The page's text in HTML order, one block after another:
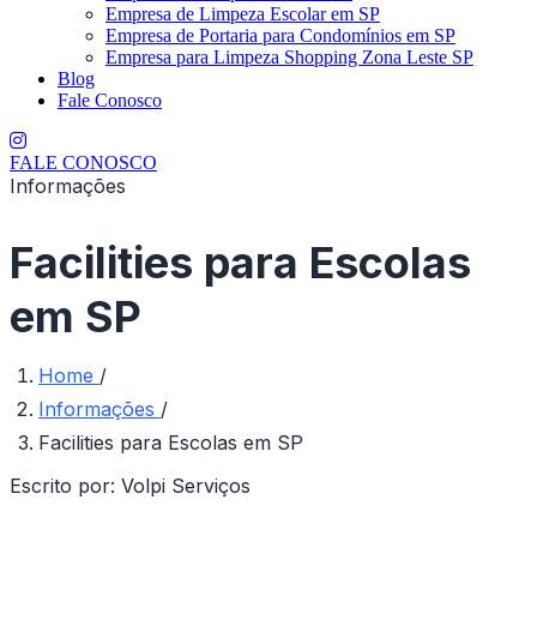
Empresa de Limpeza Escolar em SP
Empresa de Portaria para Condomínios em SP
Empresa para Limpeza Shopping Zona Leste SP
Blog
Fale Conosco
FALE CONOSCO
Informações
Facilities para Escolas
em SP
Home /
Informações /
Facilities para Escolas em SP
Escrito por: Volpi Serviços